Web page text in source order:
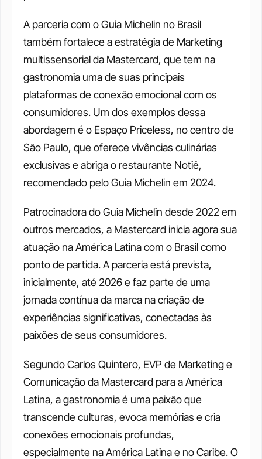
A parceria com o Guia Michelin no Brasil
também fortalece a estratégia de Marketing
multissensorial da Mastercard, que tem na
gastronomia uma de suas principais
plataformas de conexão emocional com os
consumidores. Um dos exemplos dessa
abordagem é o Espaço Priceless, no centro de
São Paulo, que oferece vivências culinárias
exclusivas e abriga o restaurante Notiê,
recomendado pelo Guia Michelin em 2024.
Patrocinadora do Guia Michelin desde 2022 em
outros mercados, a Mastercard inicia agora sua
atuação na América Latina com o Brasil como
ponto de partida. A parceria está prevista,
inicialmente, até 2026 e faz parte de uma
jornada contínua da marca na criação de
experiências significativas, conectadas às
paixões de seus consumidores.
Segundo Carlos Quintero, EVP de Marketing e
Comunicação da Mastercard para a América
Latina, a gastronomia é uma paixão que
transcende culturas, evoca memórias e cria
conexões emocionais profundas,
especialmente na América Latina e no Caribe. O